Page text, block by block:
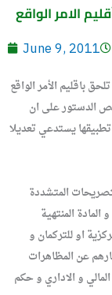
الامر الواقع
June 9, 2011
باقليم الأمر الواقع
المادة 140 انتهت. فقد نص الدستور على ان
هذه المادة كان 31- 12- 2007، و ان تطبيقها يستدعي تعديلا
المتشددة
المنتهية
او للتركمان و
عن المظاهرات
و الاداري و حكم